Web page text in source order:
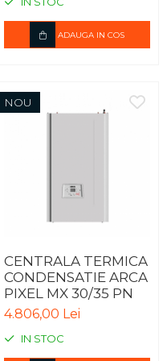
ADAUGA IN COS
NOU
CENTRALA TERMICA
CONDENSATIE ARCA
PIXEL MX 30/35 PN
4.806,00 Lei
IN STOC